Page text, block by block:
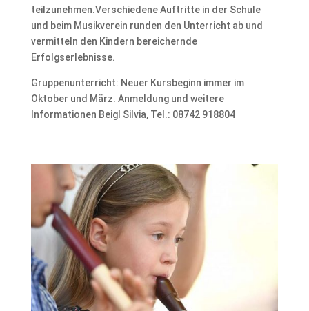
teilzunehmen.Verschiedene Auftritte in der Schule
und beim Musikverein runden den Unterricht ab und
vermitteln den Kindern bereichernde
Erfolgserlebnisse.
Gruppenunterricht: Neuer Kursbeginn immer im
Oktober und März. Anmeldung und weitere
Informationen Beigl Silvia, Tel.: 08742 918804